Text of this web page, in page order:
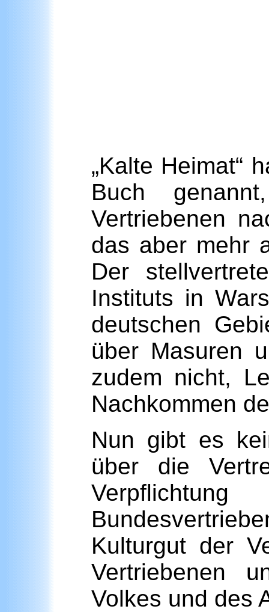
„Kalte Heimat“
Buch
Vertriebenen
das aber mehr
Der
Instituts in
deutschen
über Masuren
zudem nicht,
Nachkommen
Nun gibt es
über die
Kulturgut der
Vertriebenen
Volkes und des